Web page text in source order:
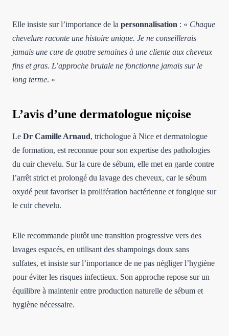
Elle insiste sur l’importance de la personnalisation : « Chaque
chevelure raconte une histoire unique. Je ne conseillerais
jamais une cure de quatre semaines à une cliente aux cheveux
fins et gras. L’approche brutale ne fonctionne jamais sur le
long terme. »
L’avis d’une dermatologue niçoise
Le Dr Camille Arnaud, trichologue à Nice et dermatologue
de formation, est reconnue pour son expertise des pathologies
du cuir chevelu. Sur la cure de sébum, elle met en garde contre
l’arrêt strict et prolongé du lavage des cheveux, car le sébum
oxydé peut favoriser la prolifération bactérienne et fongique sur
le cuir chevelu.
Elle recommande plutôt une transition progressive vers des
lavages espacés, en utilisant des shampoings doux sans
sulfates, et insiste sur l’importance de ne pas négliger l’hygiène
pour éviter les risques infectieux. Son approche repose sur un
équilibre à maintenir entre production naturelle de sébum et
hygiène nécessaire.